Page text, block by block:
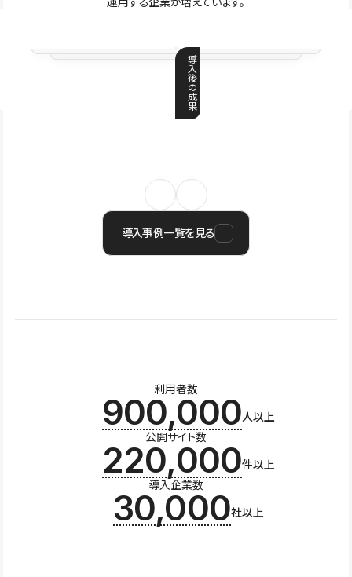
導
入
後
の
成
果
導入事例一覧を見る
利用者数
900,000人以上
公開サイト数
220,000件以上
導入企業数
30,000社以上